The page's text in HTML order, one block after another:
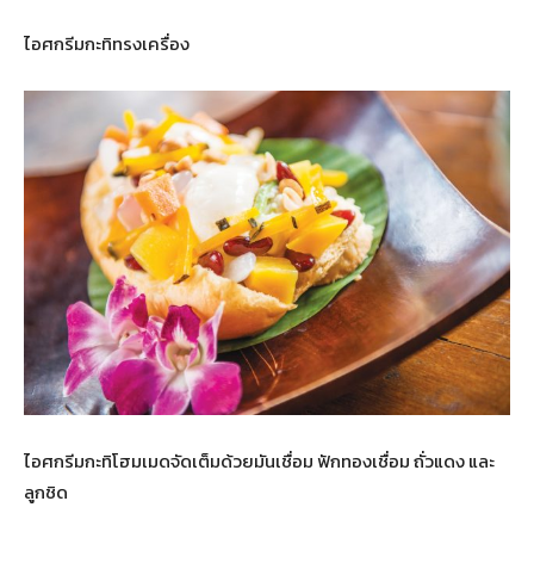
ไอศกรีมกะทิทรงเครื่อง
ไอศกรีมกะทิโฮมเมดจัดเต็มด้วยมันเชื่อม ฟักทองเชื่อม ถั่วแดง และ
ลูกชิด